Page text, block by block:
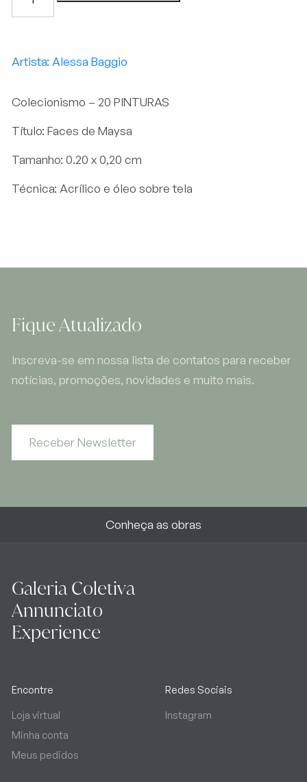
Alessa Baggio
Colecionismo – 20 PINTURAS
Título: Faces de Maysa
Tamanho: 0.20 x 0,20 cm
Técnica: Acrílico e óleo sobre tela
Fique Atualizado
Inscreva-se em nossa lista de contatos para receber
notícias, promoções, novidades e muito mais.
Receber Newsletter
Conheça as obras
Galeria Coletiva
Annunciato
Experience
Encontre
Loja virtual
Minha conta
Meus pedidos
Redes Sociais
Instagram